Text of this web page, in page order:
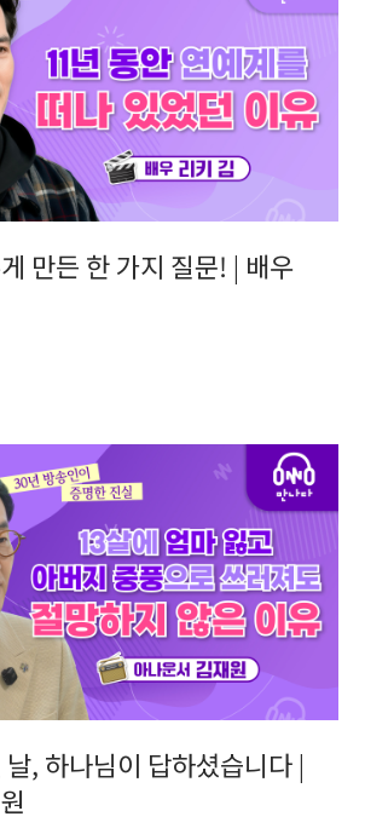
만든 한 가지 질문! | 배우
, 하나님이 답하셨습니다 |